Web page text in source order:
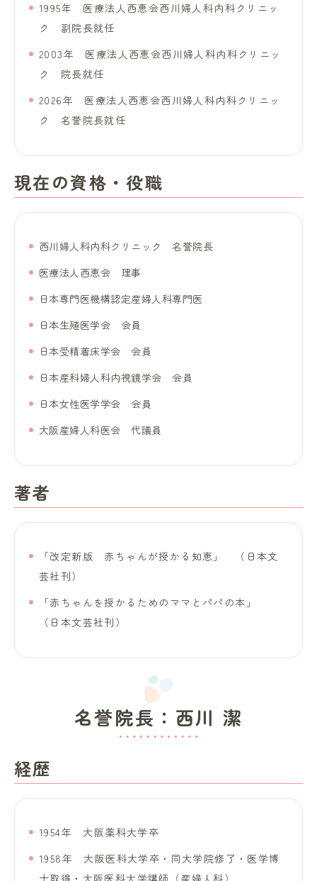
1995年 医療法人西恵会西川婦人科内科クリニッ
ク 副院長就任
2003年 医療法人西恵会西川婦人科内科クリニッ
ク 院長就任
2026年 医療法人西恵会西川婦人科内科クリニッ
ク 名誉院長就任
現在の資格・役職
西川婦人科内科クリニック 名誉院長
医療法人西恵会 理事
日本専門医機構認定産婦人科専門医
日本生殖医学会 会員
日本受精着床学会 会員
日本産科婦人科内視鏡学会 会員
日本女性医学学会 会員
大阪産婦人科医会 代議員
著者
「改定新版 赤ちゃんが授かる知恵」 （日本文
芸社刊）
「赤ちゃんを授かるためのママとパパの本」
（日本文芸社刊）
名誉院長：西川 潔
経歴
1954年 大阪薬科大学卒
1958年 大阪医科大学卒・同大学院修了・医学博
士取得・大阪医科大学講師（産婦人科）